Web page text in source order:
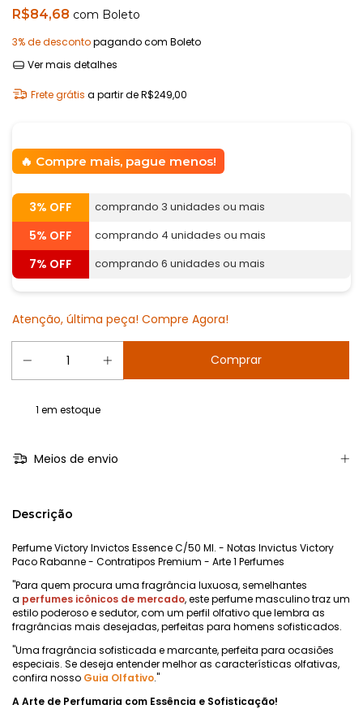
R$84,68 com Boleto
3% de descontopagando com Boleto
Ver mais detalhes
Frete grátis a partir deR$249,00
Compre mais, pague menos!
3% OFF comprando 3 unidades ou mais
5% OFF comprando 4 unidades ou mais
7% OFF comprando 6 unidades ou mais
Atenção, última peça! Compre Agora!
1 em estoque
Meios de envio
Descrição
Perfume Victory Invictos Essence C/50 Ml. - Notas Invictus Victory
Paco Rabanne - Contratipos Premium - Arte 1 Perfumes
"Para quem procura uma fragrância luxuosa, semelhantes
a perfumes icônicos de mercado, este perfume masculino traz um
estilo poderoso e sedutor, com um perfil olfativo que lembra as
fragrâncias mais desejadas, perfeitas para homens sofisticados.
"Uma fragrância sofisticada e marcante, perfeita para ocasiões
especiais. Se deseja entender melhor as características olfativas,
confira nosso Guia Olfativo."
A Arte de Perfumaria com Essência e Sofisticação!